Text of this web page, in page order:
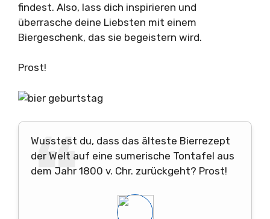
findest. Also, lass dich inspirieren und
überrasche deine Liebsten mit einem
Biergeschenk, das sie begeistern wird.
Prost!
Wusstest du, dass das älteste Bierrezept
der Welt auf eine sumerische Tontafel aus
dem Jahr 1800 v. Chr. zurückgeht? Prost!